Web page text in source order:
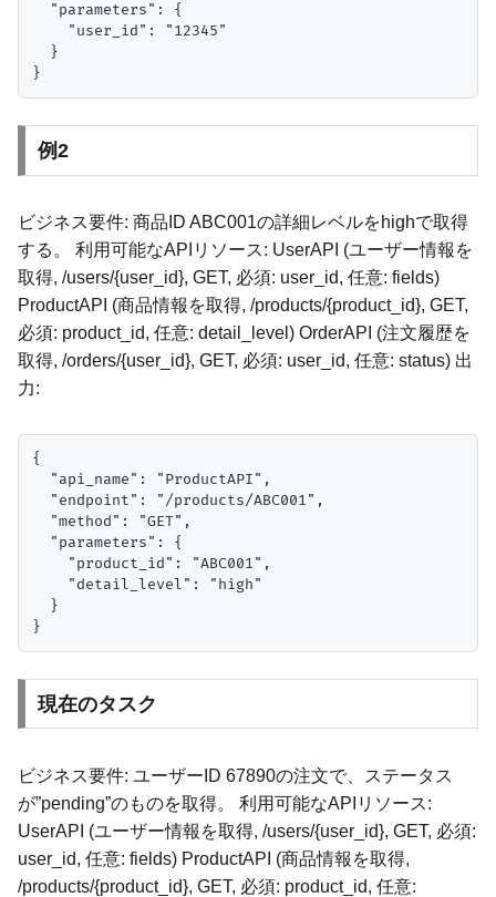
  "parameters": {
    "user_id": "12345"
  }
例2
ビジネス要件: 商品ID ABC001の詳細レベルをhighで取得
する。 利用可能なAPIリソース: UserAPI (ユーザー情報を
取得, /users/{user_id}, GET, 必須: user_id, 任意: fields)
ProductAPI (商品情報を取得, /products/{product_id}, GET,
必須: product_id, 任意: detail_level) OrderAPI (注文履歴を
取得, /orders/{user_id}, GET, 必須: user_id, 任意: status) 出
力:
{
  "api_name": "ProductAPI",
  "endpoint": "/products/ABC001",
  "method": "GET",
  "parameters": {
    "product_id": "ABC001",
    "detail_level": "high"
  }
現在のタスク
ビジネス要件: ユーザーID 67890の注文で、ステータス
が”pending”のものを取得。 利用可能なAPIリソース:
UserAPI (ユーザー情報を取得, /users/{user_id}, GET, 必須:
user_id, 任意: fields) ProductAPI (商品情報を取得,
/products/{product_id}, GET, 必須: product_id, 任意: